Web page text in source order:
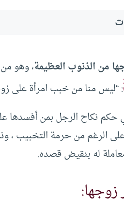
من الذنوب العظيمة، وهو
: “ليس منا من خبب امرأة على
حكم نكاح الرجل بمن أفسدها
الرغم من حرمة التخبيب ،
له بنقيض قصده.
زوجها: